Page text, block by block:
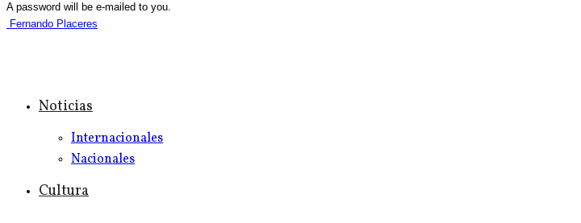
A password will be e-mailed to you.
Fernando Placeres
Noticias
Internacionales
Nacionales
Cultura